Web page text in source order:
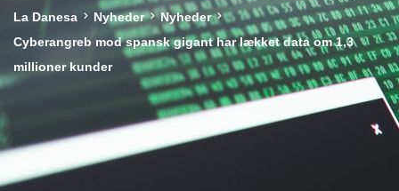
La Danesa Nyheder
Nyheder
Cyberangreb mod spansk gigant har lækket data om 1,3
millioner kunder